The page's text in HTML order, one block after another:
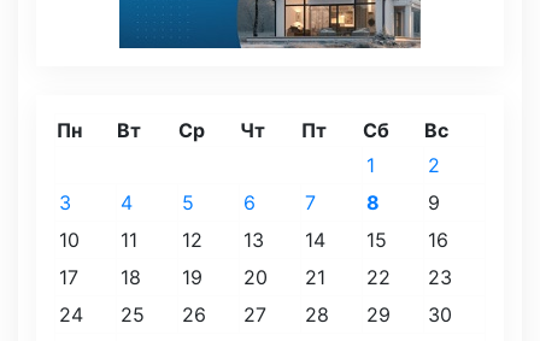
Пн Вт Ср Чт Пт Сб Вс
1
2
3
4 5 6 7 8
9
10
11 12 13 14 15
16
17
18 19 20 21 22
23
24
25 26 27 28 29
30